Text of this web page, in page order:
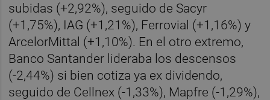
subidas (+2,92%), seguido de Sacyr
(+1,75%), IAG (+1,21%), Ferrovial (+1,16%) y
ArcelorMittal (+1,10%). En el otro extremo,
Banco Santander lideraba los descensos
(-2,44%) si bien cotiza ya ex dividendo,
seguido de Cellnex (-1,33%), Mapfre (-1,29%),